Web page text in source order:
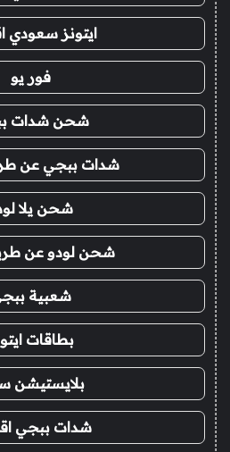
ايتونز سعودي
فور يو
شحن شدات
شدات ببجي عن
شحن يلا
شحن لودو عن
شعبية
بطاقات
بلايستيشن
شدات ببجي